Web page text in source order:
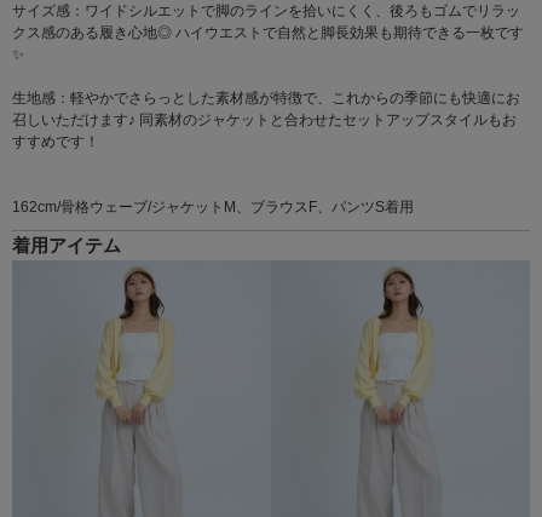
サイズ感：ワイドシルエットで脚のラインを拾いにくく、後ろもゴムでリラッ
クス感のある履き心地◎ ハイウエストで自然と脚長効果も期待できる一枚です
✨
生地感：軽やかでさらっとした素材感が特徴で、これからの季節にも快適にお
召しいただけます♪ 同素材のジャケットと合わせたセットアップスタイルもお
すすめです！
162cm/骨格ウェーブ/ジャケットM、ブラウスF、パンツS着用
着用アイテム